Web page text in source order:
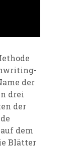
der
drei
der
dem
Blätter